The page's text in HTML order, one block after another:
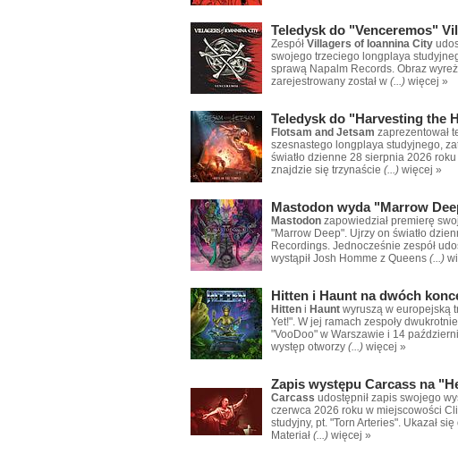
Teledysk do "Venceremos"
Zespół Villagers of Ioannina City
swojego trzeciego longplaya
sprawą Napalm Records. Obraz
zarejestrowany został w (...) więcej »
Teledysk do "Harvesting the
Flotsam and Jetsam zaprezentował
szesnastego longplaya studyjnego,
światło dzienne 28 sierpnia 2026
znajdzie się trzynaście (...) więcej »
Mastodon wyda "Marrow
Mastodon zapowiedział premierę
"Marrow Deep". Ujrzy on światło
Recordings. Jednocześnie zespół
wystąpił Josh Homme z Queens (...)
Hitten i Haunt na dwóch
Hitten i Haunt wyruszą w europejską
Yet!". W jej ramach zespoły
"VooDoo" w Warszawie i 14
występ otworzy (...) więcej »
Zapis występu Carcass na
Carcass udostępnił zapis swojego
czerwca 2026 roku w miejscowości
studyjny, pt. "Torn Arteries". Ukazał
Materiał (...) więcej »